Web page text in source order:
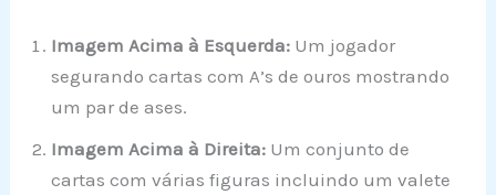
Imagem Acima à Esquerda: Um jogador
segurando cartas com A’s de ouros mostrando
um par de ases.
Imagem Acima à Direita: Um conjunto de
cartas com várias figuras incluindo um valete